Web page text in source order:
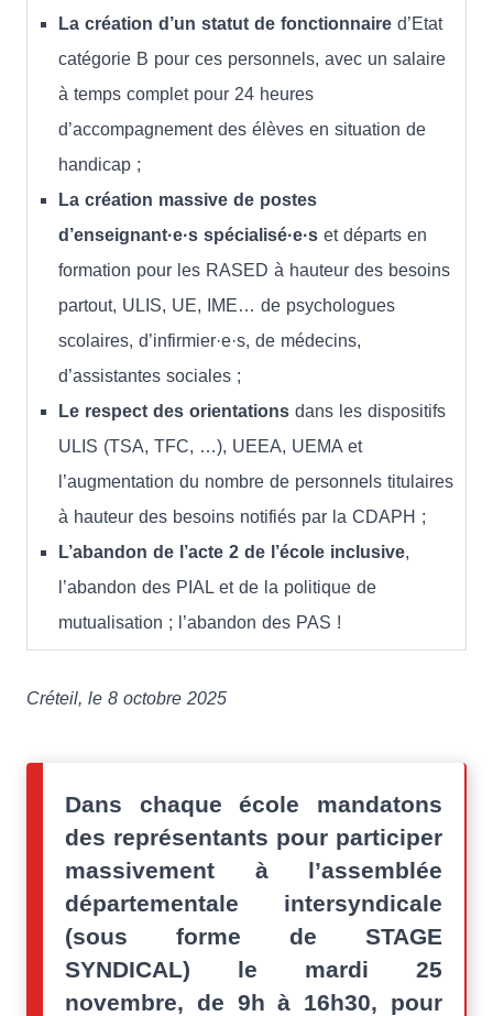
La création d’un statut de fonctionnaire d’Etat
catégorie B pour ces personnels, avec un salaire
à temps complet pour 24 heures
d’accompagnement des élèves en situation de
handicap ;
La création massive de postes
d’enseignant·e·s spécialisé·e·s et départs en
formation pour les RASED à hauteur des besoins
partout, ULIS, UE, IME… de psychologues
scolaires, d’infirmier·e·s, de médecins,
d’assistantes sociales ;
Le respect des orientations dans les dispositifs
ULIS (TSA, TFC, …), UEEA, UEMA et
l’augmentation du nombre de personnels titulaires
à hauteur des besoins notifiés par la CDAPH ;
L’abandon de l’acte 2 de l’école inclusive,
l’abandon des PIAL et de la politique de
mutualisation ; l’abandon des PAS !
Créteil, le 8 octobre 2025
Dans chaque école mandatons
des représentants pour participer
massivement à l’assemblée
départementale intersyndicale
(sous forme de STAGE
SYNDICAL) le mardi 25
novembre, de 9h à 16h30, pour